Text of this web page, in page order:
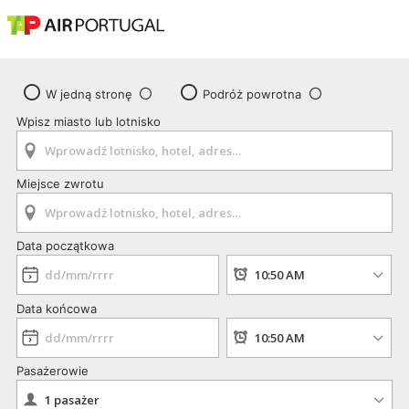
W jedną stronę
Podróż powrotna
Wpisz miasto lub lotnisko
Miejsce zwrotu
Data początkowa
Data końcowa
Pasażerowie